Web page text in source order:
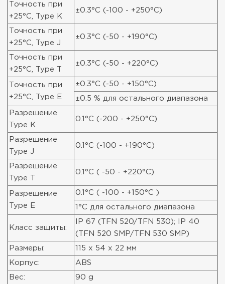
Точность при
+25°C, Type K
±0.3°C (-100 - +250°C)
Точность при
+25°C, Type J
±0.3°C (-50 - +190°C)
Точность при
+25°C, Type T
±0.3°C (-50 - +220°C)
Точность при
+25°C, Type E
±0.3°C (-50 - +150°C)
±0.5 % для остального диапазона
Разрешение
Type K
0.1°C (-200 - +250°C)
Разрешение
Type J
0.1°C (-100 - +190°C)
Разрешение
Type T
0.1°C ( -50 - +220°C)
Разрешение
Type E
0.1°C ( -100 - +150°C )
1°C для остального диапазона
Класс защиты:
IP 67 (TFN 520/TFN 530); IP 40
(TFN 520 SMP/TFN 530 SMP)
Размеры: 115 x 54 x 22 мм
Корпус: ABS
Вес: 90 g